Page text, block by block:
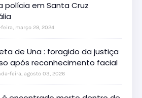
polícia em Santa Cruz
março 29, 2024
de Una : foragido da justiça
após reconhecimento facial
feira, agosto 03, 2026